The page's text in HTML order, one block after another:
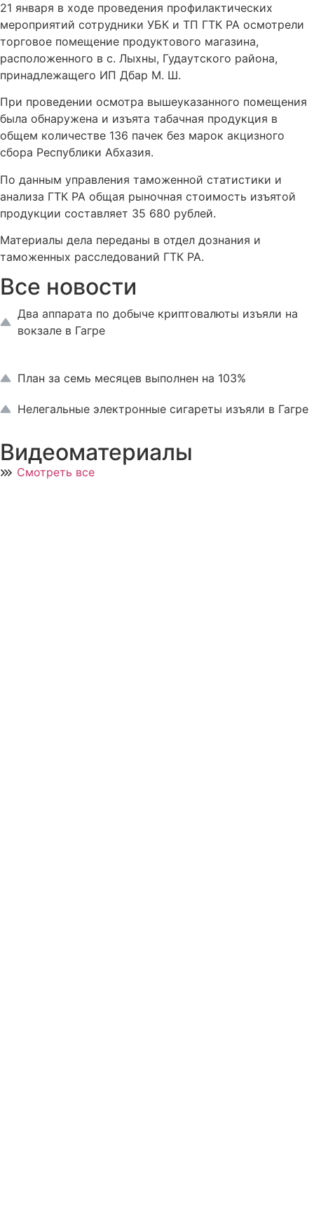
21 января в ходе проведения профилактических
мероприятий сотрудники УБК и ТП ГТК РА осмотрели
торговое помещение продуктового магазина,
расположенного в с. Лыхны, Гудаутского района,
принадлежащего ИП Дбар М. Ш.
При проведении осмотра вышеуказанного помещения
была обнаружена и изъята табачная продукция в
общем количестве 136 пачек без марок акцизного
сбора Республики Абхазия.
По данным управления таможенной статистики и
анализа ГТК РА общая рыночная стоимость изъятой
продукции составляет 35 680 рублей.
Материалы дела переданы в отдел дознания и
таможенных расследований ГТК РА.
Все новости
Два аппарата по добыче криптовалюты изъяли на
вокзале в Гагре
План за семь месяцев выполнен на 103%
Нелегальные электронные сигареты изъяли в Гагре
Видеоматериалы
Смотреть все